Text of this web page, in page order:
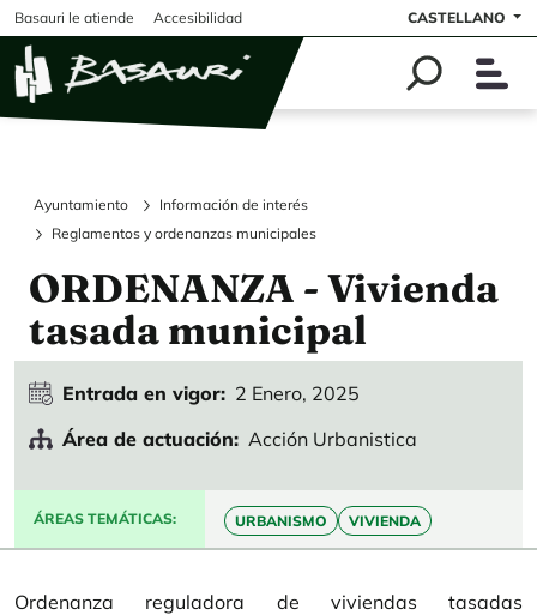
Pasar al contenido principal
Basauri le atiende Accesibilidad CASTELLANO
Ayuntamiento
Información de interés
Reglamentos y ordenanzas municipales
ORDENANZA - Vivienda
tasada municipal
Entrada en vigor
2 Enero, 2025
Área de actuación
Acción Urbanistica
ÁREAS TEMÁTICAS URBANISMO VIVIENDA
Ordenanza reguladora de viviendas tasadas